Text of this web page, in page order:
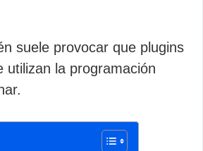
suele provocar que plugins
utilizan la programación